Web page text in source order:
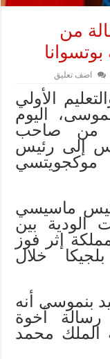
من
اضف تعليق
الأولي
اليوم
من صاحب
إلى رئيس
موكجويتسي
ماسيسي
الودية بين
إثر فوز
خلال
بنموسى أنه
رسالة أخوة
الملك محمد